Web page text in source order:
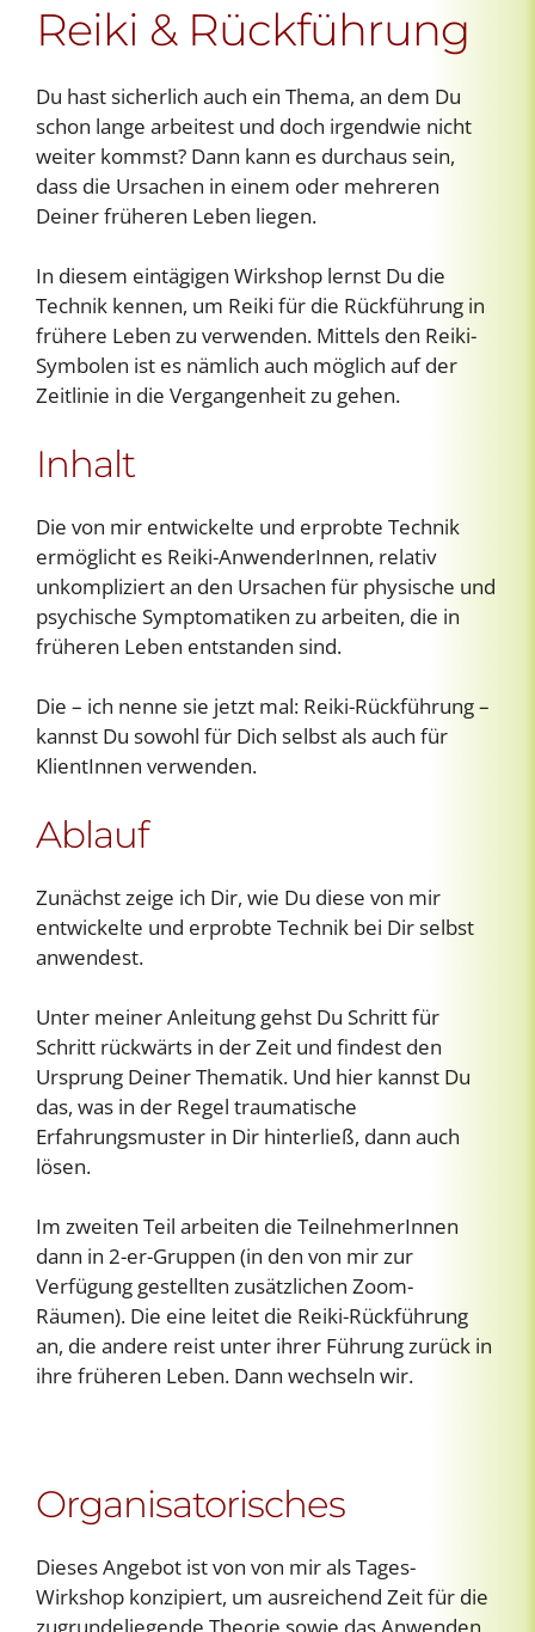
Reiki & Rückführung
Du hast sicherlich auch ein Thema, an dem Du
schon lange arbeitest und doch irgendwie nicht
weiter kommst? Dann kann es durchaus sein,
dass die Ursachen in einem oder mehreren
Deiner früheren Leben liegen.
In diesem eintägigen Wirkshop lernst Du die
Technik kennen, um Reiki für die Rückführung in
frühere Leben zu verwenden. Mittels den Reiki-
Symbolen ist es nämlich auch möglich auf der
Zeitlinie in die Vergangenheit zu gehen.
Inhalt
Die von mir entwickelte und erprobte Technik
ermöglicht es Reiki-AnwenderInnen, relativ
unkompliziert an den Ursachen für physische und
psychische Symptomatiken zu arbeiten, die in
früheren Leben entstanden sind.
Die – ich nenne sie jetzt mal: Reiki-Rückführung –
kannst Du sowohl für Dich selbst als auch für
KlientInnen verwenden.
Ablauf
Zunächst zeige ich Dir, wie Du diese von mir
entwickelte und erprobte Technik bei Dir selbst
anwendest.
Unter meiner Anleitung gehst Du Schritt für
Schritt rückwärts in der Zeit und findest den
Ursprung Deiner Thematik. Und hier kannst Du
das, was in der Regel traumatische
Erfahrungsmuster in Dir hinterließ, dann auch
lösen.
Im zweiten Teil arbeiten die TeilnehmerInnen
dann in 2-er-Gruppen (in den von mir zur
Verfügung gestellten zusätzlichen Zoom-
Räumen). Die eine leitet die Reiki-Rückführung
an, die andere reist unter ihrer Führung zurück in
ihre früheren Leben. Dann wechseln wir.
Organisatorisches
Dieses Angebot ist von von mir als Tages-
Wirkshop konzipiert, um ausreichend Zeit für die